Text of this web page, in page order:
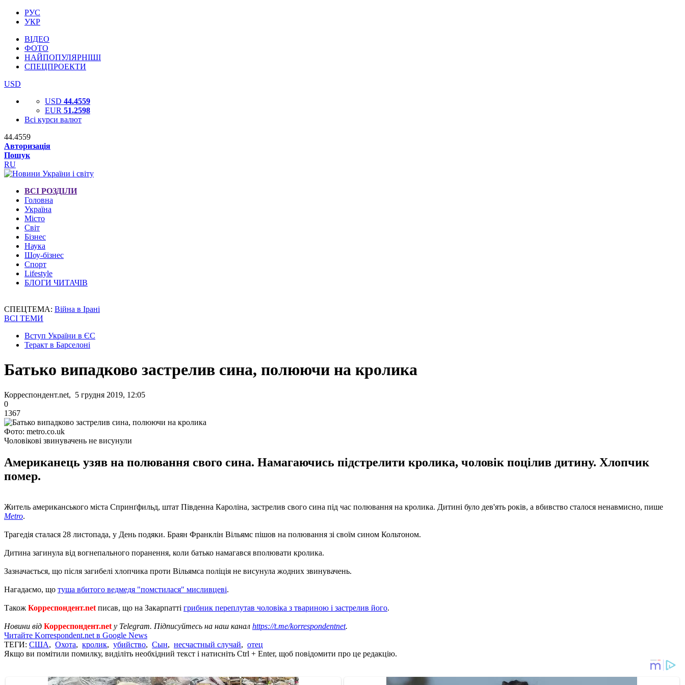
РУС
УКР
ВІДЕО
ФОТО
НАЙПОПУЛЯРНІШІ
СПЕЦПРОЕКТИ
USD
USD 44.4559
EUR 51.2598
Всі курси валют
44.4559
Авторизація
Пошук
RU
ВСІ РОЗДІЛИ
Головна
Україна
Місто
Світ
Бізнес
Наука
Шоу-бізнес
Спорт
Lifestyle
БЛОГИ ЧИТАЧІВ
СПЕЦТЕМА: Війна в Ірані
ВСІ ТЕМИ
Вступ України в ЄС
Теракт в Барселоні
Батько випадково застрелив сина, полюючи на кролика
Корреспондент.net, 5 грудня 2019, 12:05
0
1367
Фото: metro.co.uk
Чоловікові звинувачень не висунули
Американець узяв на полювання свого сина. Намагаючись підстрелити кролика, чоловік поцілив дитину. Хлопчик
помер.
Житель американського міста Спринґфильд, штат Південна Кароліна, застрелив свого сина під час полювання на кролика. Дитині було дев'ять років, а вбивство сталося ненавмисно, пише
Metro.
Трагедія сталася 28 листопада, у День подяки. Браян Франклін Вільямс пішов на полювання зі своїм сином Кольтоном.
Дитина загинула від вогнепального поранення, коли батько намагався вполювати кролика.
Зазначається, що після загибелі хлопчика проти Вільямса поліція не висунула жодних звинувачень.
Нагадаємо, що туша вбитого ведмедя "помстилася" мисливцеві.
Також Корреспондент.net писав, що на Закарпатті грибник переплутав чоловіка з твариною і застрелив його.
Новини від Корреспондент.net у Telegram. Підписуйтесь на наш канал https://t.me/korrespondentnet.
Читайте Korrespondent.net в Google News
ТЕГИ: США, Охота, кролик, убийство, Сын, несчастный случай, отец
Якщо ви помітили помилку, виділіть необхідний текст і натисніть Ctrl + Enter, щоб повідомити про це редакцію.